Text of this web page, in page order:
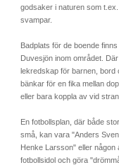
godsaker i naturen som t.ex.
svampar.
Badplats för de boende finns
Duvesjön inom området.
lekredskap för barnen, bord
bänkar för en fika mellan
eller bara koppla av vid
En fotbollsplan, där både
små, kan vara "Anders
Henke Larsson" eller någon
fotbollsidol och göra